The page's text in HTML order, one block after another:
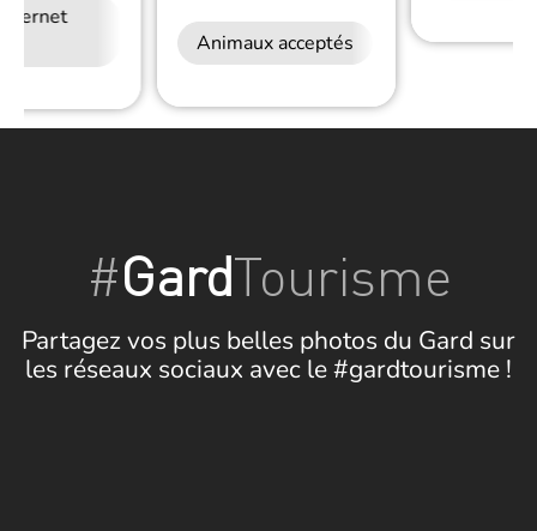
Animaux acceptés
#GardTourisme
Partagez vos plus belles photos du Gard sur
les réseaux sociaux avec le #gardtourisme !